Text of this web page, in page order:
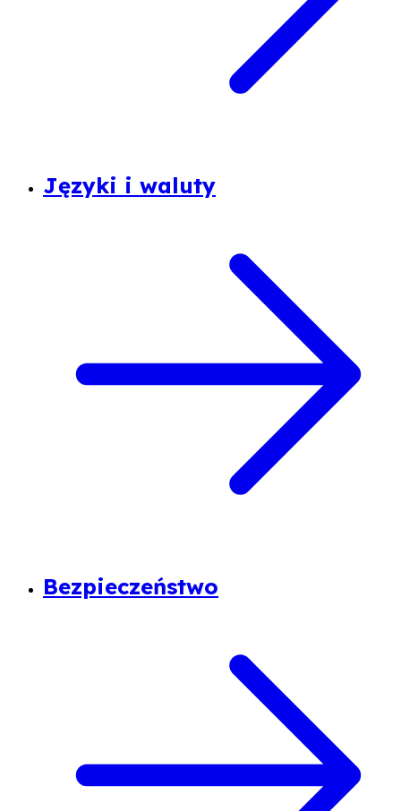
Języki i waluty
Bezpieczeństwo